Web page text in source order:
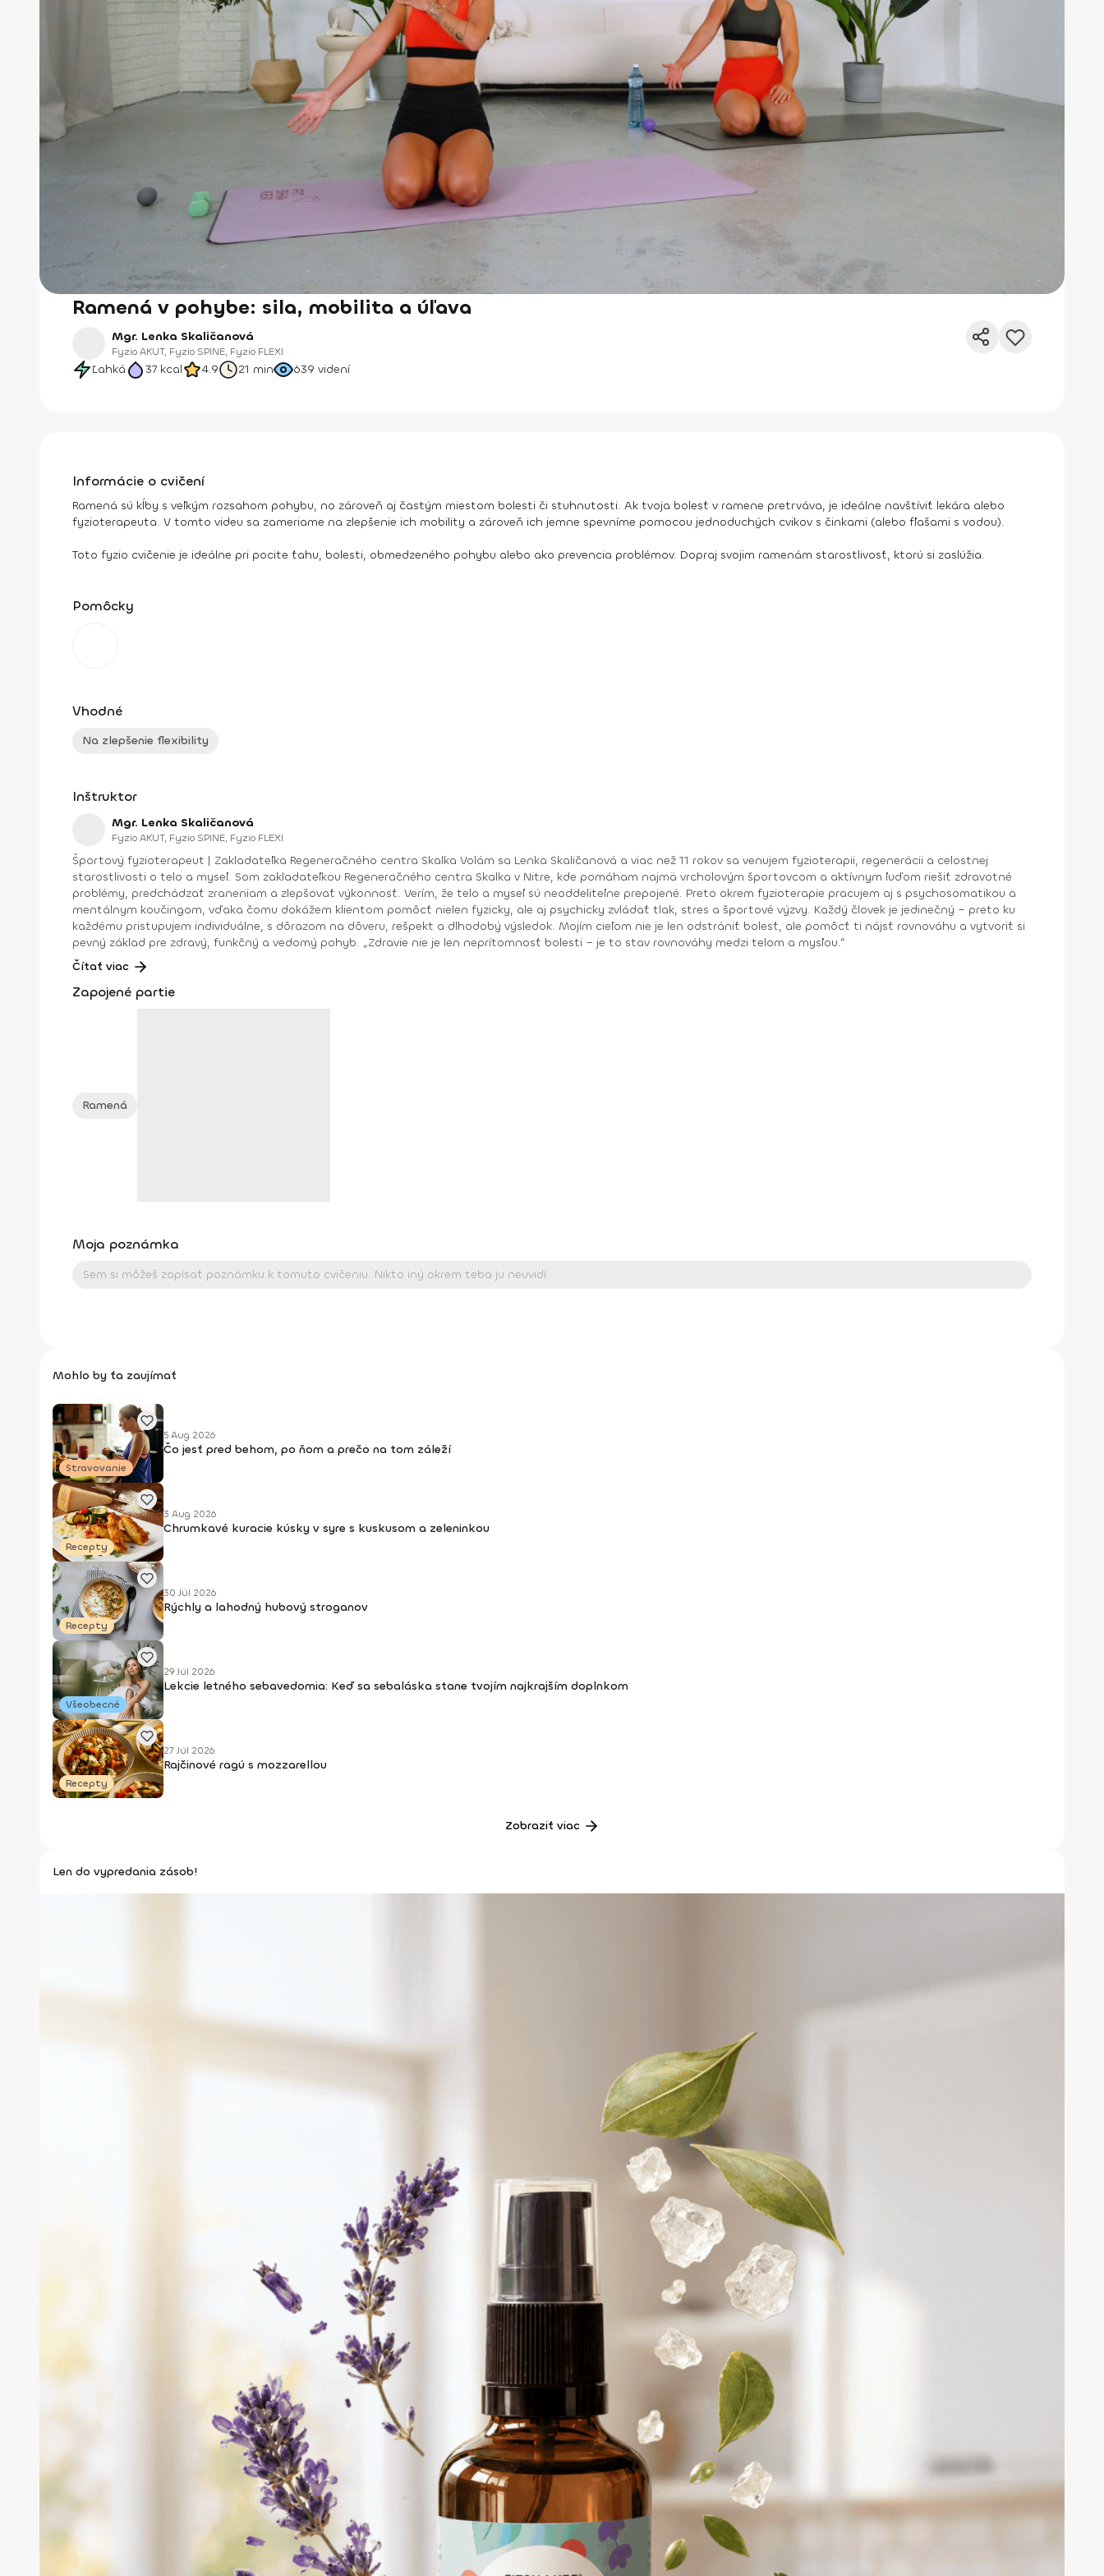
Ramená v pohybe: sila, mobilita a úľava
Mgr. Lenka Skaličanová
Fyzio AKUT, Fyzio SPINE, Fyzio FLEXI
Ľahká 37 kcal 4.9 21 min 639 videní
Informácie o cvičení
Ramená sú kĺby s veľkým rozsahom pohybu, no zároveň aj častým miestom bolesti či stuhnutosti. Ak tvoja bolesť v ramene pretrváva, je ideálne navštíviť lekára alebo
fyzioterapeuta. V tomto videu sa zameriame na zlepšenie ich mobility a zároveň ich jemne spevníme pomocou jednoduchých cvikov s činkami (alebo fľašami s vodou).
Toto fyzio cvičenie je ideálne pri pocite ťahu, bolesti, obmedzeného pohybu alebo ako prevencia problémov. Dopraj svojim ramenám starostlivosť, ktorú si zaslúžia.
Pomôcky
Vhodné
Na zlepšenie flexibility
Inštruktor
Mgr. Lenka Skaličanová
Fyzio AKUT, Fyzio SPINE, Fyzio FLEXI
Športový fyzioterapeut | Zakladateľka Regeneračného centra Skalka Volám sa Lenka Skaličanová a viac než 11 rokov sa venujem fyzioterapii, regenerácii a celostnej
starostlivosti o telo a myseľ. Som zakladateľkou Regeneračného centra Skalka v Nitre, kde pomáham najmä vrcholovým športovcom a aktívnym ľuďom riešiť zdravotné
problémy, predchádzať zraneniam a zlepšovať výkonnosť. Verím, že telo a myseľ sú neoddeliteľne prepojené. Preto okrem fyzioterapie pracujem aj s psychosomatikou a
mentálnym koučingom, vďaka čomu dokážem klientom pomôcť nielen fyzicky, ale aj psychicky zvládať tlak, stres a športové výzvy. Každý človek je jedinečný – preto ku
každému pristupujem individuálne, s dôrazom na dôveru, rešpekt a dlhodobý výsledok. Mojím cieľom nie je len odstrániť bolesť, ale pomôcť ti nájsť rovnováhu a vytvoriť si
pevný základ pre zdravý, funkčný a vedomý pohyb. „Zdravie nie je len neprítomnosť bolesti – je to stav rovnováhy medzi telom a mysľou.“
Čítať viac
Zapojené partie
Ramená
Moja poznámka
Mohlo by ťa zaujímať
Stravovanie
5 Aug 2026
Čo jesť pred behom, po ňom a prečo na tom záleží
Recepty
3 Aug 2026
Chrumkavé kuracie kúsky v syre s kuskusom a zeleninkou
Recepty
30 Júl 2026
Rýchly a lahodný hubový stroganov
Všeobecné
29 Júl 2026
Lekcie letného sebavedomia: Keď sa sebaláska stane tvojím najkrajším doplnkom
Recepty
27 Júl 2026
Rajčinové ragú s mozzarellou
Zobraziť viac
Len do vypredania zásob!